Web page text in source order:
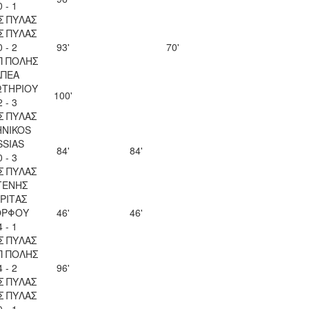
- 1
ΠΥΛΑΣ
ΠΥΛΑΣ
- 2
ΠΟΛΗΣ
93'
70'
- 3
ΠΥΛΑΣ
100'
- 3
ΠΥΛΑΣ
84' 84'
- 1
ΠΥΛΑΣ
46' 46'
ΠΟΛΗΣ
- 2
ΠΥΛΑΣ
96'
ΠΥΛΑΣ